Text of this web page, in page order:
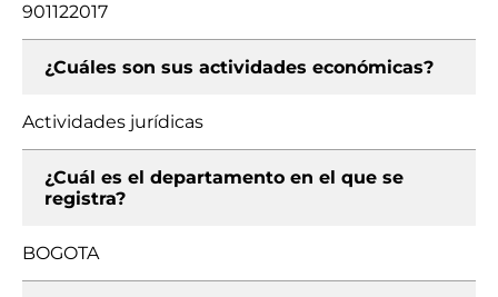
901122017
¿Cuáles son sus actividades económicas?
Actividades jurídicas
¿Cuál es el departamento en el que se
registra?
BOGOTA